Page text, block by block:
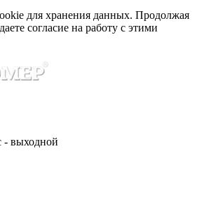
для хранения данных. Продолжая
согласие на работу с этими
- выходной